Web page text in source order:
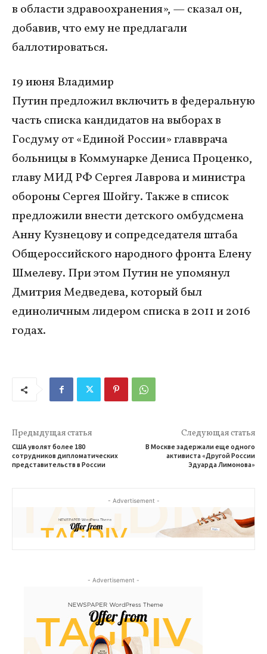
в области здравоохранения», — сказал он,
добавив, что ему не предлагали
баллотироваться.
19 июня Владимир
Путин предложил включить в федеральную
часть списка кандидатов на выборах в
Госдуму от «Единой России» главврача
больницы в Коммунарке Дениса Проценко,
главу МИД РФ Сергея Лаврова и министра
обороны Сергея Шойгу. Также в список
предложили внести детского омбудсмена
Анну Кузнецову и сопредседателя штаба
Общероссийского народного фронта Елену
Шмелеву. При этом Путин не упомянул
Дмитрия Медведева, который был
единоличным лидером списка в 2011 и 2016
годах.
Предыдущая статья
США уволят более 180
сотрудников дипломатических
представительств в России
Следующая статья
В Москве задержали еще одного
активиста «Другой России
Эдуарда Лимонова»
- Advertisement -
- Advertisement -